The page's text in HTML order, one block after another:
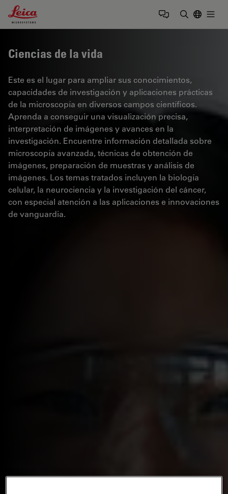
Leica Microsystems Logo
Ciencias de la vida
Este es el lugar para ampliar sus conocimientos,
capacidades de investigación y aplicaciones prácticas
de la microscopía en diversos campos científicos.
Aprenda a conseguir una visualización precisa,
interpretación de imágenes y avances en la
investigación. Encuentre información detallada sobre
microscopía avanzada, técnicas de obtención de
imágenes, preparación de muestras y análisis de
imágenes. Los temas tratados incluyen la biología
celular, la neurociencia y la investigación del cáncer,
con especial atención a las aplicaciones e innovaciones
de vanguardia.